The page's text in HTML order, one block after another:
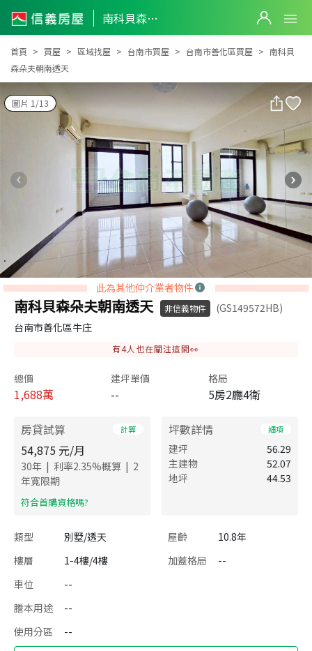
南科貝森朵夫朝南透天
南科貝森朵夫朝南透天
首頁 買屋 區域找屋 台南市買屋 台南市善化區買屋
南科貝
森朵夫朝南透天
圖片 1/13
此為其他仲介業者物件
南科貝森朵夫朝南透天 非信義物件
(GS149572HB)
台南市善化區牛庄
有4人也在關注這間👀
總價
1,688萬
建坪單價
--
格局
5房2廳4衛
房貸試算 計算
54,875 元/月
30年 | 利率2.35%概算 | 2
年寬限期
​符合首購資格嗎?
坪數詳情 細項
建坪
56.29
主建物
52.07
地坪
44.53
類型 別墅/透天 屋齡
10.8年
樓層
1-4樓/4樓 加蓋格局
--
車位
--
謄本用途
--
使用分區
--